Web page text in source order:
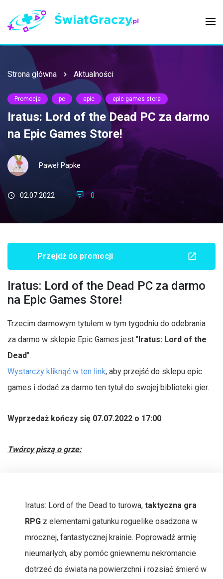
Strona główna Aktualności
Promocje pc epic epic games store
Iratus: Lord of the Dead PC za darmo
na Epic Games Store!
Paweł Papke
02.07.2022 0
Przejdź do promocji
Iratus: Lord of the Dead PC za darmo
na Epic Games Store!
Trzecim darmowym tytułem w tym tygodniu do odebrania
za darmo w sklepie Epic Games jest " Iratus: Lord of the
Dead".
Wystarczy kliknąć w ten link, aby przejść do sklepu epic
games i dodać za darmo ten tytuł do swojej biblioteki gier.
Wyprzedaż kończy się 07.07.2022 o 17:00
Twórcy piszą o grze:
Iratus: Lord of the Dead to turowa, taktyczna gra
RPG z elementami gatunku roguelike osadzona w
mrocznej, fantastycznej krainie. Poprowadź armię
nieumarłych, aby pomóc gniewnemu nekromancie
dotrzeć do świata na powierzchni i rozsiać śmierć w